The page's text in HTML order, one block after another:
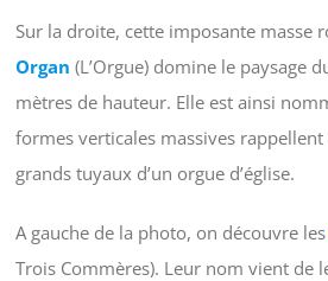
Sur la droite, cette imposante masse
Organ (L’Orgue) domine le paysage
mètres de hauteur. Elle est ainsi
formes verticales massives
grands tuyaux d’un orgue d’église.
A gauche de la photo, on découvre les
Trois Commères). Leur nom vient de